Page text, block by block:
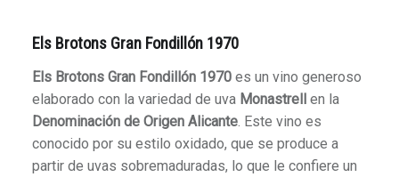
Els Brotons Gran Fondillón 1970
Els Brotons Gran Fondillón 1970es un vino generoso
elaborado con la variedad de uva Monastrell
en la
Denominación de Origen Alicante. Este vino es
conocido por su estilo oxidado, que se produce a
partir de uvas sobremaduradas, lo que le confiere un